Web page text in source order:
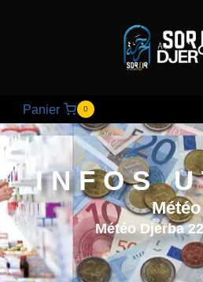
Panier 0
INFOS
Météo
Météo Djerba